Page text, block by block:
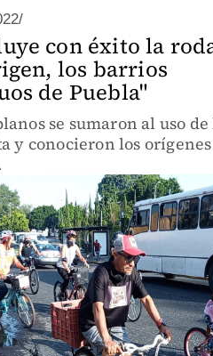
con éxito la
los barrios
de Puebla"
se sumaron al uso
y conocieron los